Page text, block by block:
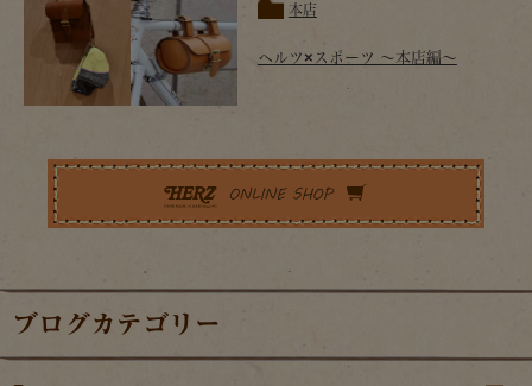
本店
ヘルツ×スポーツ ～本店編～
ブログカテゴリー